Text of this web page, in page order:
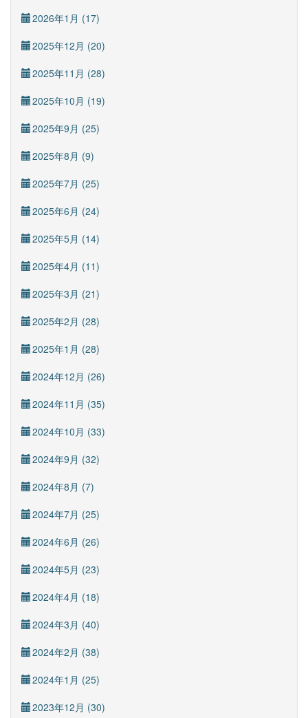
2026年1月 (17)
2025年12月 (20)
2025年11月 (28)
2025年10月 (19)
2025年9月 (25)
2025年8月 (9)
2025年7月 (25)
2025年6月 (24)
2025年5月 (14)
2025年4月 (11)
2025年3月 (21)
2025年2月 (28)
2025年1月 (28)
2024年12月 (26)
2024年11月 (35)
2024年10月 (33)
2024年9月 (32)
2024年8月 (7)
2024年7月 (25)
2024年6月 (26)
2024年5月 (23)
2024年4月 (18)
2024年3月 (40)
2024年2月 (38)
2024年1月 (25)
2023年12月 (30)